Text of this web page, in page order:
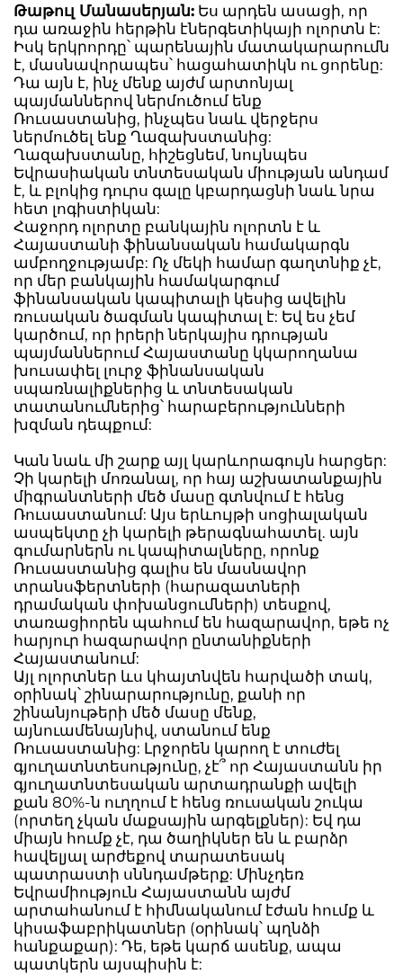
Թաթուլ Մանասերյան: Ես արդեն ասացի, որ
դա առաջին հերթին էներգետիկայի ոլորտն է:
Իսկ երկրորդը՝ պարենային մատակարարումն
է, մասնավորապես՝ հացահատիկն ու ցորենը:
Դա այն է, ինչ մենք այժմ արտոնյալ
պայմաններով ներմուծում ենք
Ռուսաստանից, ինչպես նաև վերջերս
ներմուծել ենք Ղազախստանից:
Ղազախստանը, հիշեցնեմ, նույնպես
Եվրասիական տնտեսական միության անդամ
է, և բլոկից դուրս գալը կբարդացնի նաև նրա
հետ լոգիստիկան:
Հաջորդ ոլորտը բանկային ոլորտն է և
Հայաստանի ֆինանսական համակարգն
ամբողջությամբ: Ոչ մեկի համար գաղտնիք չէ,
որ մեր բանկային համակարգում
ֆինանսական կապիտալի կեսից ավելին
ռուսական ծագման կապիտալ է: Եվ ես չեմ
կարծում, որ իրերի ներկայիս դրության
պայմաններում Հայաստանը կկարողանա
խուսափել լուրջ ֆինանսական
սպառնալիքներից և տնտեսական
տատանումներից՝ հարաբերությունների
խզման դեպքում:
Կան նաև մի շարք այլ կարևորագույն հարցեր:
Չի կարելի մոռանալ, որ հայ աշխատանքային
միգրանտների մեծ մասը գտնվում է հենց
Ռուսաստանում: Այս երևույթի սոցիալական
ասպեկտը չի կարելի թերագնահատել. այն
գումարներն ու կապիտալները, որոնք
Ռուսաստանից գալիս են մասնավոր
տրանսֆերտների (հարազատների
դրամական փոխանցումների) տեսքով,
տառացիորեն պահում են հազարավոր, եթե ոչ
հարյուր հազարավոր ընտանիքների
Հայաստանում:
Այլ ոլորտներ ևս կհայտնվեն հարվածի տակ,
օրինակ՝ շինարարությունը, քանի որ
շինանյութերի մեծ մասը մենք,
այնուամենայնիվ, ստանում ենք
Ռուսաստանից: Լրջորեն կարող է տուժել
գյուղատնտեսությունը, չէ՞ որ Հայաստանն իր
գյուղատնտեսական արտադրանքի ավելի
քան 80%-ն ուղղում է հենց ռուսական շուկա
(որտեղ չկան մաքսային արգելքներ): Եվ դա
միայն հումք չէ, դա ծաղիկներ են և բարձր
հավելյալ արժեքով տարատեսակ
պատրաստի սննդամթերք: Մինչդեռ
Եվրամիություն Հայաստանն այժմ
արտահանում է հիմնականում էժան հումք և
կիսաֆաբրիկատներ (օրինակ՝ պղնձի
հանքաքար): Դե, եթե կարճ ասենք, ապա
պատկերն այսպիսին է: